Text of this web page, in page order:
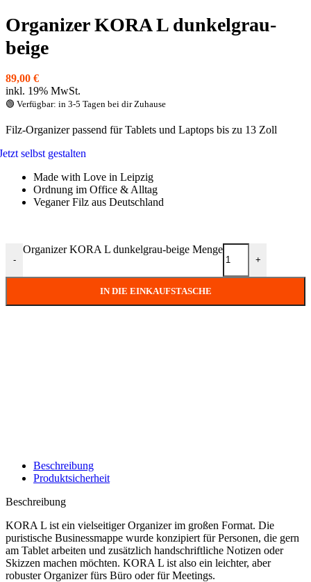
Organizer KORA L dunkelgrau-
beige
89,00 €
inkl. 19% MwSt.
🟢 Verfügbar: in 3-5 Tagen bei dir Zuhause
Filz-Organizer passend für Tablets und Laptops bis zu 13 Zoll
selbst gestalten
Made with Love in Leipzig
Ordnung im Office & Alltag
Veganer Filz aus Deutschland
-
Organizer KORA L dunkelgrau-beige Menge
+
IN DIE EINKAUFSTASCHE
Beschreibung
Produktsicherheit
Beschreibung
KORA L ist ein vielseitiger Organizer im großen Format. Die
puristische Businessmappe wurde konzipiert für Personen, die gern
am Tablet arbeiten und zusätzlich handschriftliche Notizen oder
Skizzen machen möchten. KORA L ist also ein leichter, aber
robuster Organizer fürs Büro oder für Meetings.